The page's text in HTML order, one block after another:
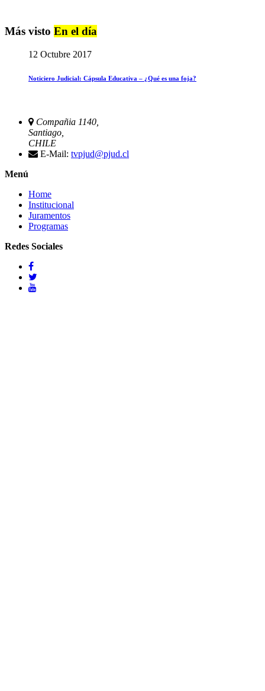
Más visto En el día
12 Octubre 2017
Noticiero Judicial: Cápsula Educativa – ¿Qué es una foja?
Compañia 1140,
Santiago,
CHILE
E-Mail: tvpjud@pjud.cl
Menú
Home
Institucional
Juramentos
Programas
Redes Sociales